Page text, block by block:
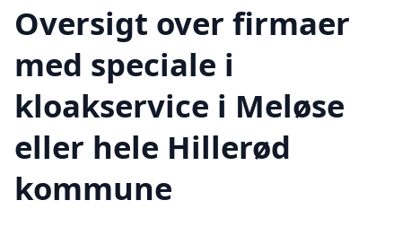
Oversigt over firmaer
med speciale i
kloakservice i Meløse
eller hele Hillerød
kommune